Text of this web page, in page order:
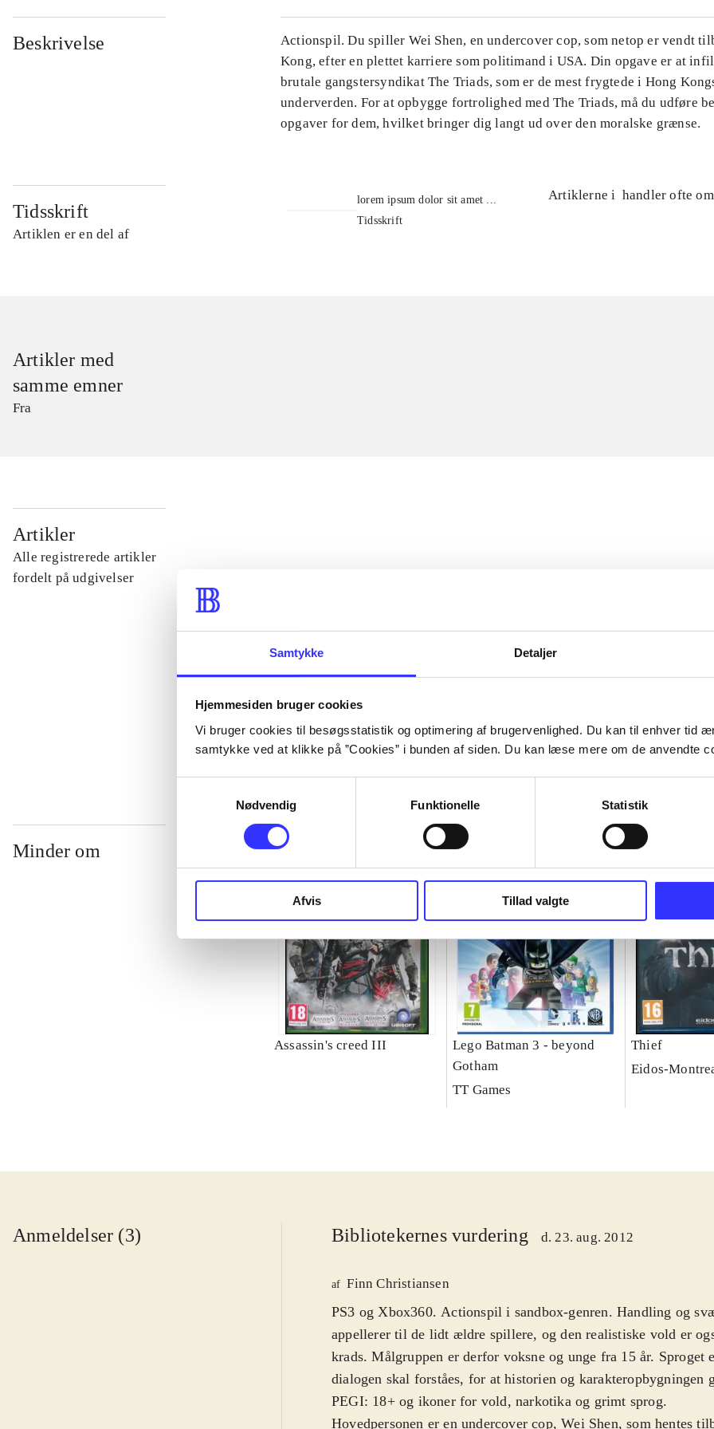
Samtykke Detaljer
Hjemmesiden bruger cookies
Vi bruger cookies til besøgsstatistik og optimering af brugervenlighed. Du kan til enhver tid
samtykke ved at klikke på ”Cookies” i bunden af siden. Du kan læse mere om de anvendte
Nødvendig
Funktionelle Statistik
Afvis Tillad valgte
Beskrivelse
Actionspil. Du spiller Wei Shen, en undercover cop, som netop er vendt
Kong, efter en plettet karriere som politimand i USA. Din opgave er at
brutale gangstersyndikat The Triads, som er de mest frygtede i Hong
underverden. For at opbygge fortrolighed med The Triads, må du udføre
opgaver for dem, hvilket bringer dig langt ud over den moralske grænse.
Tidsskrift
Artiklen er en del af
lorem ipsum dolor sit amet ...
Tidsskrift
Artiklerne i handler ofte om
Artikler med
samme emner
Fra
Artikler
Alle registrerede artikler
fordelt på udgivelser
...
...
Minder om
Assassin's creed III
Lego Batman 3 - beyond
Gotham
TT Games
Thief
Eidos-
Anmeldelser (3) Bibliotekernes vurdering d. 23. aug. 2012
af Finn Christiansen
PS3 og Xbox360. Actionspil i sandbox-genren. Handling og
appellerer til de lidt ældre spillere, og den realistiske vold er
krads. Målgruppen er derfor voksne og unge fra 15 år. Sproget
dialogen skal forståes, for at historien og karakteropbygningen
PEGI: 18+ og ikoner for vold, narkotika og grimt sprog.
Hovedpersonen er en undercover cop, Wei Shen, som hentes